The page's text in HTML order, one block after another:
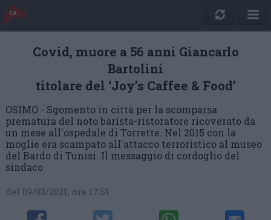
Covid, muore a 56 anni Giancarlo
Bartolini
titolare del ‘Joy’s Caffee & Food’
OSIMO - Sgomento in città per la scomparsa
prematura del noto barista-ristoratore ricoverato da
un mese all'ospedale di Torrette. Nel 2015 con la
moglie era scampato all'attacco terroristico al museo
del Bardo di Tunisi. Il messaggio di cordoglio del
sindaco
del 09/03/2021, ore 17:51